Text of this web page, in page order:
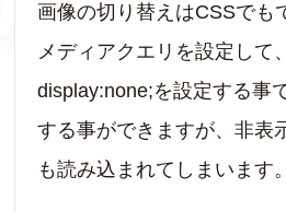
画像の切り替えはCSSでも
メディアクエリを設定して
display:none;を設定する事
する事ができますが、非表
も読み込まれてしまいます。